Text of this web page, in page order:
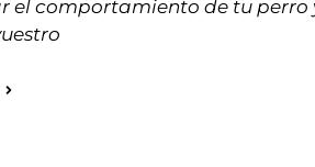
el comportamiento de tu perro